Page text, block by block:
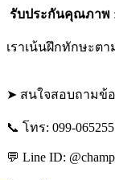
รับประกันคุณภาพ
เราเน้นฝึกทักษะต
➤ สนใจสอบถามข้
📞 โทร: 099-
💬 Line ID: